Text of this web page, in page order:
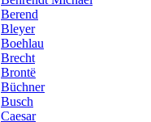
Berend
Bleyer
Boehlau
Brecht
Brontë
Büchner
Busch
Caesar